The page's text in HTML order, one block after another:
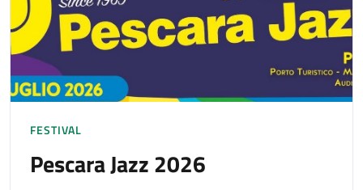
FESTIVAL
Pescara Jazz 2026